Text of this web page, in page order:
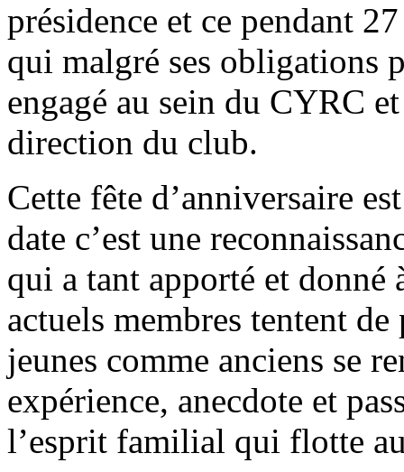
présidence et ce pendant
qui malgré ses obligations
engagé au sein du CYRC
direction du club.
Cette fête d’anniversaire
date c’est une
qui a tant apporté et donné
actuels membres tentent
jeunes comme anciens se
expérience, anecdote et
l’esprit familial qui flotte